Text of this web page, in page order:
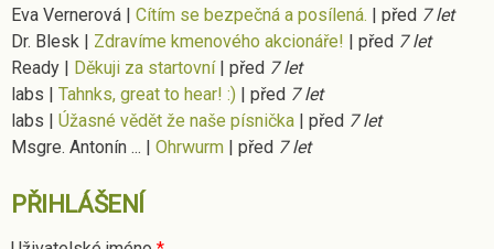
Eva Vernerová | Cítím se bezpečná a posílená. | před 7 let
Dr. Blesk | Zdravíme kmenového akcionáře! | před 7 let
Ready | Děkuji za startovní | před 7 let
labs | Tahnks, great to hear! :) | před 7 let
labs | Úžasné vědět že naše písnička | před 7 let
Msgre. Antonín ... | Ohrwurm | před 7 let
PŘIHLÁŠENÍ